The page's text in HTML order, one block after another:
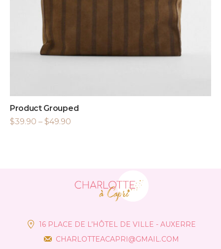
Product Grouped
$39.90 – $49.90
16 PLACE DE L’HÔTEL DE VILLE - AUXERRE
CHARLOTTEACAPRI@GMAIL.COM